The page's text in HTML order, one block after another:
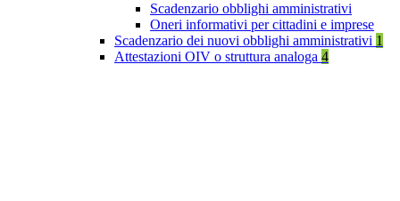
Scadenzario obblighi amministrativi
Oneri informativi per cittadini e imprese
Scadenzario dei nuovi obblighi amministrativi 1
Attestazioni OIV o struttura analoga 4